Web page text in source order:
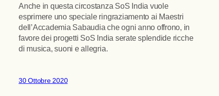
Anche in questa circostanza SoS India vuole
esprimere uno speciale ringraziamento ai Maestri
dell’Accademia Sabaudia che ogni anno offrono, in
favore dei progetti SoS India serate splendide ricche
di musica, suoni e allegria.
30 Ottobre 2020